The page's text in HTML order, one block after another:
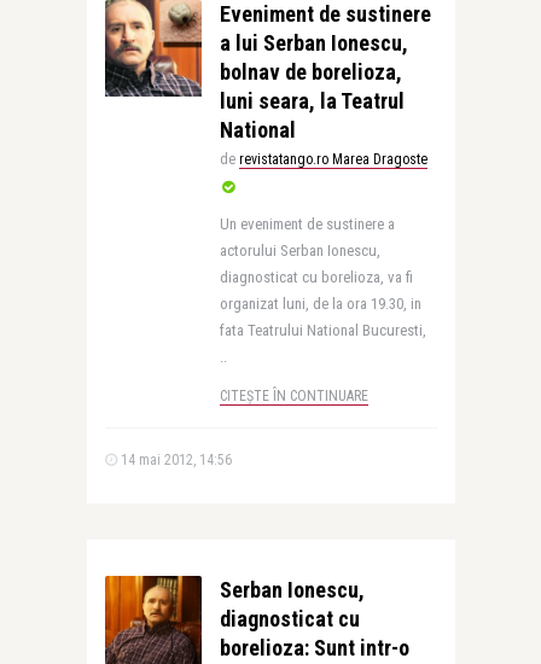
Eveniment de sustinere
a lui Serban Ionescu,
bolnav de borelioza,
luni seara, la Teatrul
National
de revistatango.ro Marea Dragoste
Un eveniment de sustinere a
actorului Serban Ionescu,
diagnosticat cu borelioza, va fi
organizat luni, de la ora 19.30, in
fata Teatrului National Bucuresti,
..
CITEȘTE ÎN CONTINUARE
14 mai 2012, 14:56
Serban Ionescu,
diagnosticat cu
borelioza: Sunt intr-o